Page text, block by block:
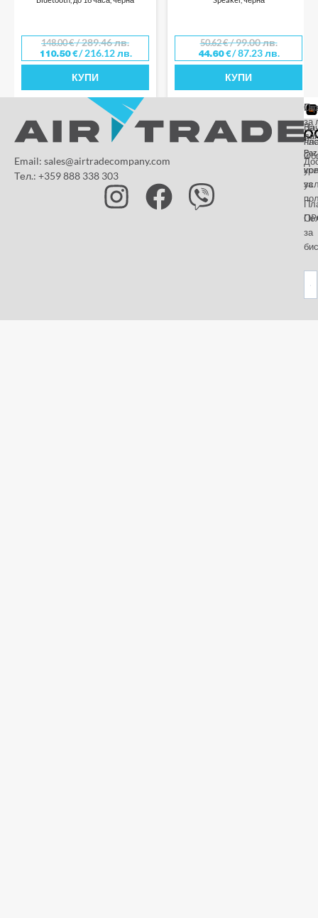
148.00€/ 289.46 лв.
110.50€/ 216.12 лв.
КУПИ
50.62€/ 99.00 лв.
44.60€/ 87.23 лв.
КУПИ
Email: sales@airtradecompany.com
Тел.: +359 888 338 303
За
нас
и
за
за
за